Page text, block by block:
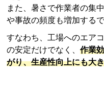
また、暑さで作業者の集
や事故の頻度も増加するで
すなわち、工場へのエア
の安定だけでなく、作業
がり、生産性向上にも大